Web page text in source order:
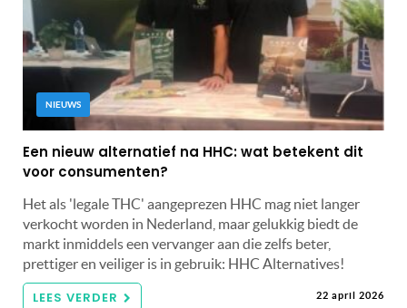
NIEUWS
Een nieuw alternatief na HHC: wat betekent dit
voor consumenten?
Het als 'legale THC' aangeprezen HHC mag niet langer
verkocht worden in Nederland, maar gelukkig biedt de
markt inmiddels een vervanger aan die zelfs beter,
prettiger en veiliger is in gebruik: HHC Alternatives!
LEES VERDER 22 april 2026